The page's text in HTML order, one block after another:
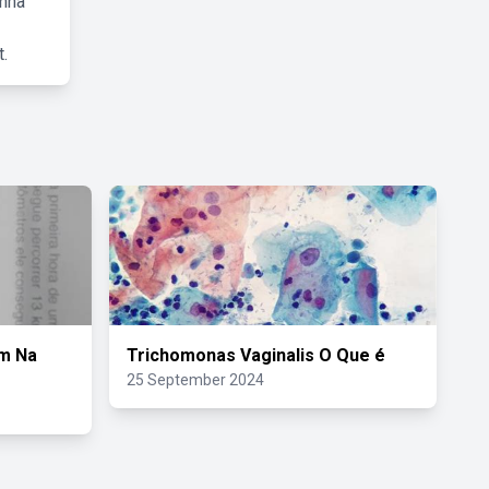
Na
Trichomonas Vaginalis O Que é
25 September 2024